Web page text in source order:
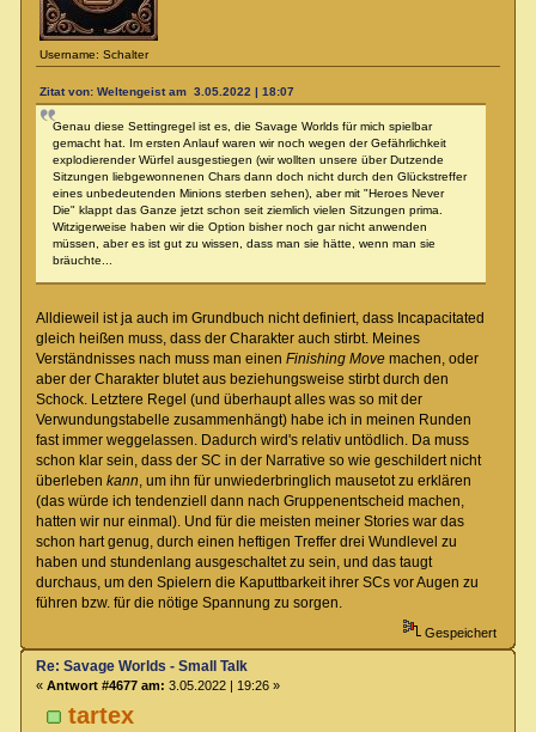
Username: Schalter
Zitat von: Weltengeist am 3.05.2022 | 18:07
Genau diese Settingregel ist es, die Savage Worlds für mich spielbar
gemacht hat. Im ersten Anlauf waren wir noch wegen der Gefährlichkeit
explodierender Würfel ausgestiegen (wir wollten unsere über Dutzende
Sitzungen liebgewonnenen Chars dann doch nicht durch den Glückstreffer
eines unbedeutenden Minions sterben sehen), aber mit "Heroes Never
Die" klappt das Ganze jetzt schon seit ziemlich vielen Sitzungen prima.
Witzigerweise haben wir die Option bisher noch gar nicht anwenden
müssen, aber es ist gut zu wissen, dass man sie hätte, wenn man sie
bräuchte...
Alldieweil ist ja auch im Grundbuch nicht definiert, dass Incapacitated
gleich heißen muss, dass der Charakter auch stirbt. Meines
Verständnisses nach muss man einen Finishing Movemachen, oder
aber der Charakter blutet aus beziehungsweise stirbt durch den
Schock. Letztere Regel (und überhaupt alles was so mit der
Verwundungstabelle zusammenhängt) habe ich in meinen Runden
fast immer weggelassen. Dadurch wird's relativ untödlich. Da muss
schon klar sein, dass der SC in der Narrative so wie geschildert nicht
überleben kann, um ihn für unwiederbringlich mausetot zu erklären
(das würde ich tendenziell dann nach Gruppenentscheid machen,
hatten wir nur einmal). Und für die meisten meiner Stories war das
schon hart genug, durch einen heftigen Treffer drei Wundlevel zu
haben und stundenlang ausgeschaltet zu sein, und das taugt
durchaus, um den Spielern die Kaputtbarkeit ihrer SCs vor Augen zu
führen bzw. für die nötige Spannung zu sorgen.
Gespeichert
tartex
Re: Savage Worlds - Small Talk
« Antwort #4677 am: 3.05.2022 | 19:26 »